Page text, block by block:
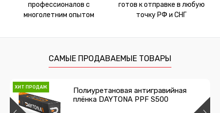
профессионалов с
многолетним опытом
готов к отправке в любую
точку РФ и СНГ
САМЫЕ ПРОДАВАЕМЫЕ ТОВАРЫ
ХИТ ПРОДАЖ
Полиуретановая антигравийная
плёнка DAYTONA PPF S500